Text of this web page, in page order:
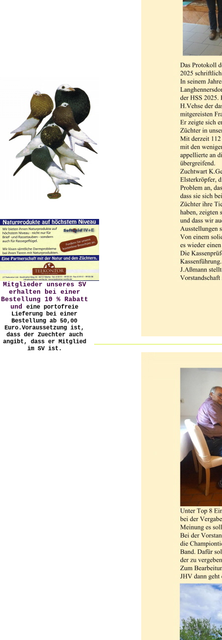
Mitglieder unseres SV
erhalten bei einer
Bestellung 10 % Rabatt
und
eine portofreie
Lieferung bei einer
Bestellung ab 50,00
Euro.Voraussetzung ist,
dass der Zuechter auch
angibt, dass er Mitglied
im SV ist.